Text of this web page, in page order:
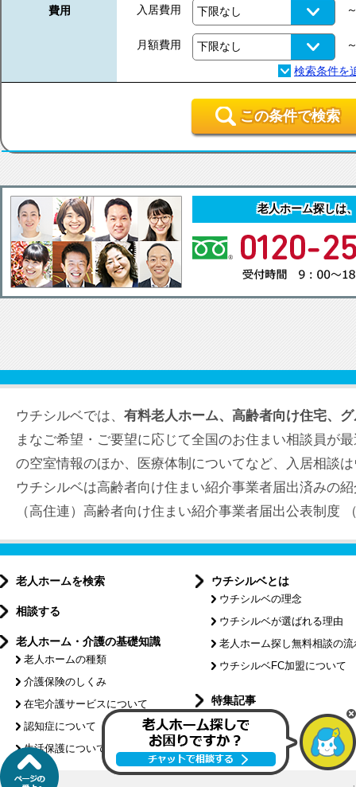
費用 入居費用
月額費用
この条件で検索
老人ホーム探しは
ウチシルベでは、 有料老人ホーム、高齢者向け住宅、
まなご希望・ご要望に応じて全国のお住まい相談員が
の空室情報のほか、医療体制についてなど、入居相談
ウチシルベは高齢者向け住まい紹介事業者届出済みの
（高住連）高齢者向け住まい紹介事業者届出公表制度
老人ホームを検索
相談する
老人ホーム・介護の基礎知識
老人ホームの種類
介護保険のしくみ
在宅介護サービスについて
認知症について
生活保護について
ウチシルベとは
ウチシルベの理念
ウチシルベが選ばれる理由
老人ホーム探し無料相談の流
ウチシルベFC加盟について
特集記事
介護コラム